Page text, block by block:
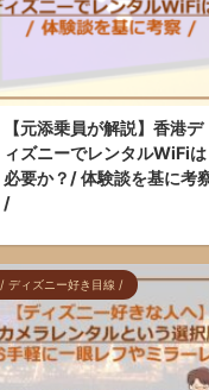
【元添乗員が解説】香港デ
ィズニーでレンタルWiFiは
必要か？/ 体験談を基に考
/
/ ディズニー好き目線 /